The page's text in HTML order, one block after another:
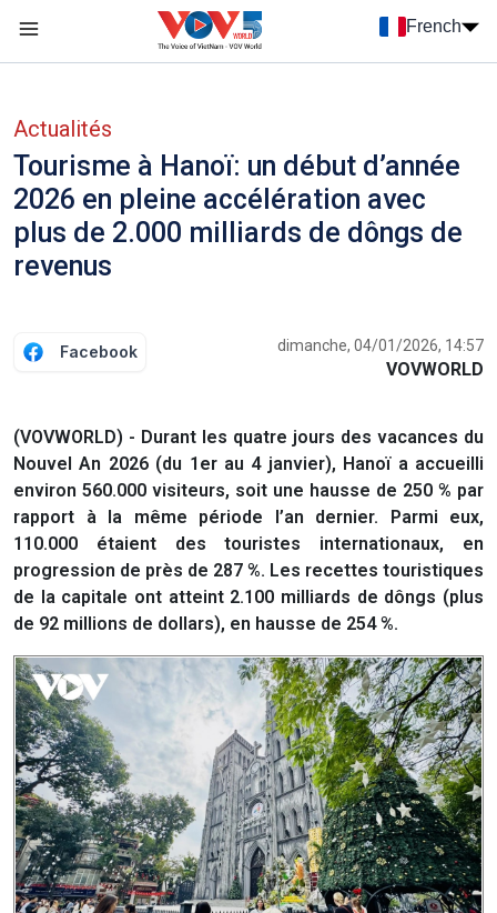
French
Actualités
Tourisme à Hanoï: un début d’année
2026 en pleine accélération avec
plus de 2.000 milliards de dôngs de
revenus
Facebook dimanche, 04/01/2026, 14:57
VOVWORLD
(VOVWORLD) - Durant les quatre jours des vacances du
Nouvel An 2026 (du 1er au 4 janvier), Hanoï a accueilli
environ 560.000 visiteurs, soit une hausse de 250 % par
rapport à la même période l’an dernier. Parmi eux,
110.000 étaient des touristes internationaux, en
progression de près de 287 %. Les recettes touristiques
de la capitale ont atteint 2.100 milliards de dôngs (plus
de 92 millions de dollars), en hausse de 254 %.